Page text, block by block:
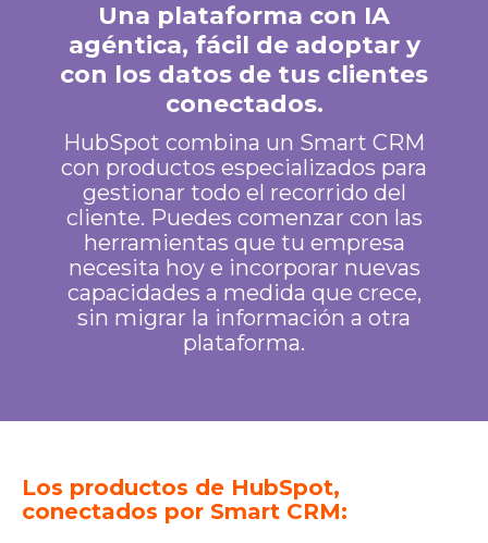
Una plataforma con IA
agéntica, fácil de adoptar y
con los datos de tus clientes
conectados.
HubSpot combina un Smart CRM
con productos especializados para
gestionar todo el recorrido del
cliente. Puedes comenzar con las
herramientas que tu empresa
necesita hoy e incorporar nuevas
capacidades a medida que crece,
sin migrar la información a otra
plataforma.
Los productos de HubSpot,
conectados por Smart CRM: